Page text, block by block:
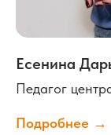
Есенина
Педагог
Подробнее →